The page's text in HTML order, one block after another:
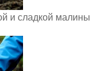
и сладкой малины